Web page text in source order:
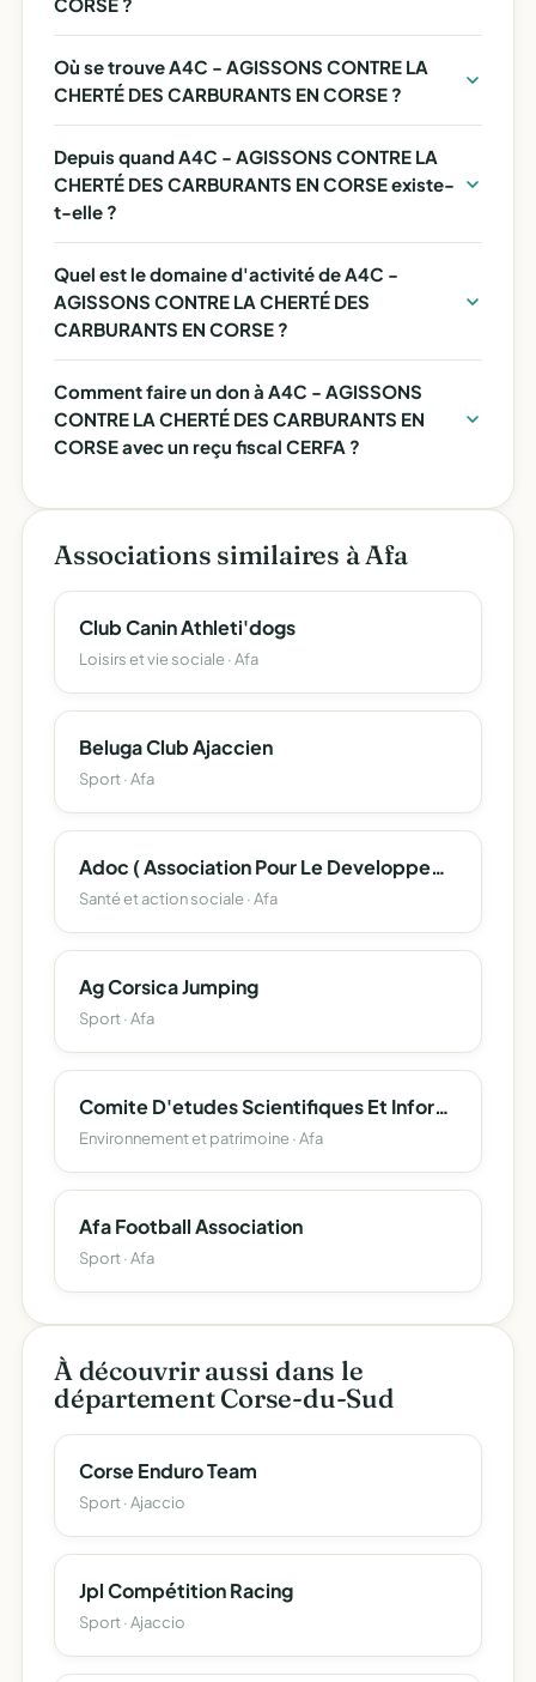
Où se trouve A4C - AGISSONS CONTRE LA
CHERTÉ DES CARBURANTS EN CORSE ?
Depuis quand A4C - AGISSONS CONTRE LA
CHERTÉ DES CARBURANTS EN CORSE existe-
t-elle ?
Quel est le domaine d'activité de A4C -
AGISSONS CONTRE LA CHERTÉ DES
CARBURANTS EN CORSE ?
Comment faire un don à A4C - AGISSONS
CONTRE LA CHERTÉ DES CARBURANTS EN
CORSE avec un reçu fiscal CERFA ?
Associations similaires à Afa
Club Canin Athleti'dogs
Loisirs et vie sociale · Afa
Beluga Club Ajaccien
Sport · Afa
Adoc ( Association Pour Le Developpement De L'oncologie En Corse )
Santé et action sociale · Afa
Ag Corsica Jumping
Sport · Afa
Comite D'etudes Scientifiques Et Informatiques De La Toponymie Corse (Cesit-Corsica)
Environnement et patrimoine · Afa
Afa Football Association
Sport · Afa
À découvrir aussi dans le
département Corse-du-Sud
Corse Enduro Team
Sport · Ajaccio
Jpl Compétition Racing
Sport · Ajaccio